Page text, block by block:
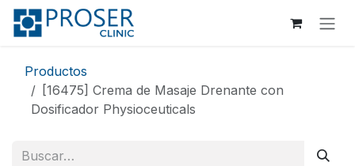
Ir al contenido
Productos
[16475] Crema de Masaje Drenante con
Dosificador Physioceuticals